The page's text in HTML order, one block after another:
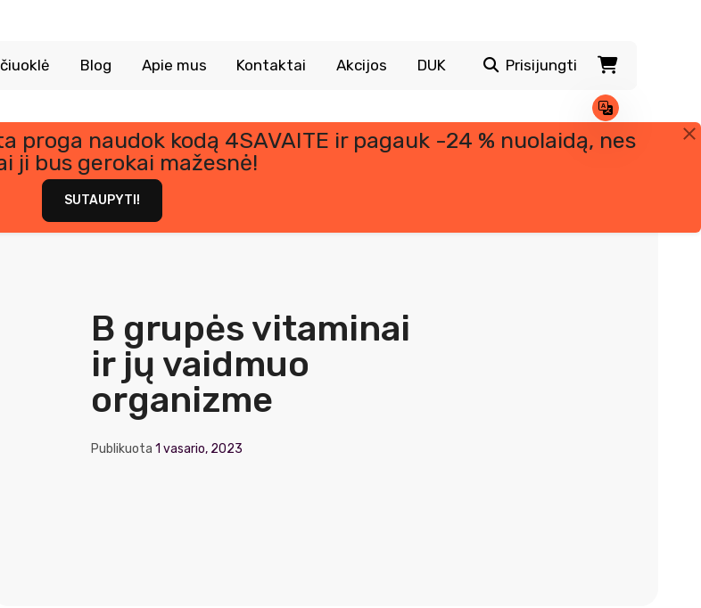
Blog Apie mus Kontaktai Akcijos DUK Prisijungti
naudok kodą 4SAVAITE ir pagauk -24 % nuolaidą, nes
ji bus gerokai mažesnė!
SUTAUPYTI!
B grupės vitaminai
ir jų vaidmuo
organizme
Publikuota1 vasario, 2023